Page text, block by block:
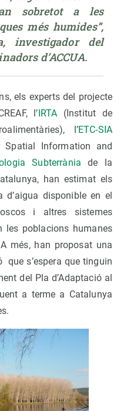
sobretot a les
més humides”,
investigador del
d’ACCUA.
els experts del projecte
l’IRTA (Institut de
l’ETC-SIA
Spatial Information and
Subterrània de la
han estimat els
disponible en el
i altres sistemes
les poblacions humanes
més, han proposat una
que s’espera que tinguin
del Pla d’Adaptació al
a terme a Catalunya